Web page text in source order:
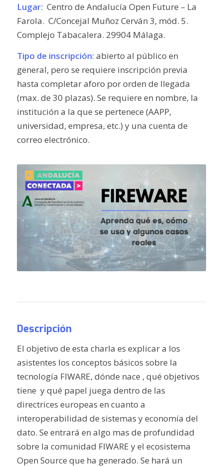
Lugar: Centro de Andalucía Open Future – La
Farola. C/Concejal Muñoz Cerván 3, mód. 5.
Complejo Tabacalera. 29904 Málaga.
Tipo de inscripción: abierto al público en
general, pero se requiere inscripción previa
hasta completar aforo por orden de llegada
(max. de 30 plazas). Se requiere en nombre, la
institución a la que se pertenece (AAPP,
universidad, empresa, etc.) y una cuenta de
correo electrónico.
Descripción
El objetivo de esta charla es explicar a los
asistentes los conceptos básicos sobre la
tecnología FIWARE, dónde nace , qué objetivos
tiene y qué papel juega dentro de las
directrices europeas en cuanto a
interoperabilidad de sistemas y economía del
dato. Se entrará en algo mas de profundidad
sobre la comunidad FIWARE y el ecosistema
Open Source que ha generado. Se hará un